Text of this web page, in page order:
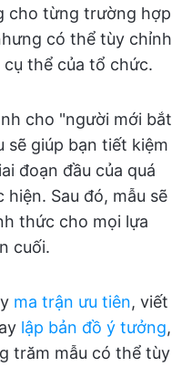
cho từng trường hợp
có thể tùy chỉnh
thể của tổ chức.
cho "người mới bắt
sẽ giúp bạn tiết kiệm
đoạn đầu của quá
Sau đó, mẫu sẽ
thức cho mọi lựa
cuối.
ma trận ưu tiên, viết
lập bản đồ ý tưởng,
trăm mẫu có thể tùy